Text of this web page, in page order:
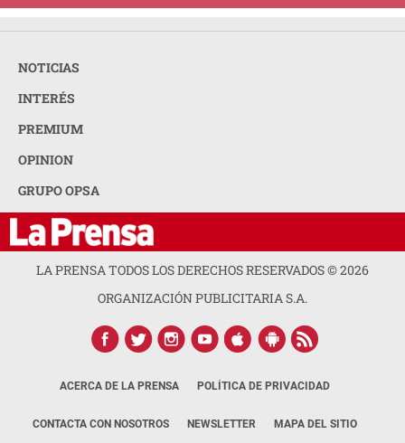
NOTICIAS
INTERÉS
PREMIUM
OPINION
GRUPO OPSA
LA PRENSA TODOS LOS DERECHOS RESERVADOS ©2026
ORGANIZACIÓN PUBLICITARIA S.A.
ACERCA DE LA PRENSA POLÍTICA DE PRIVACIDAD
CONTACTA CON NOSOTROS NEWSLETTER MAPA DEL SITIO